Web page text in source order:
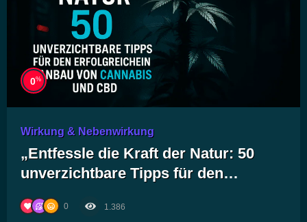
0%
Wirkung & Nebenwirkung
„Entfessle die Kraft der Natur: 50
unverzichtbare Tipps für den
und CBD!“
0 1.386